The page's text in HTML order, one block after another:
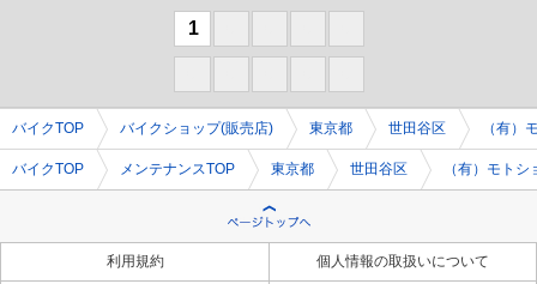
1
バイクTOP バイクショップ(販売店) 東京都 世田谷区 （有）
バイクTOP メンテナンスTOP 東京都 世田谷区 （有）モト
利用規約 個人情報の取扱いについて